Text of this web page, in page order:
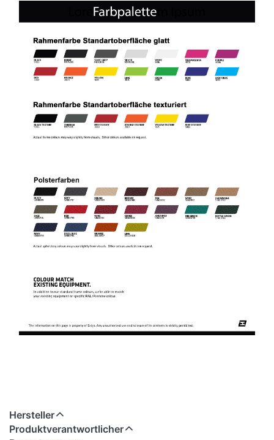
Hersteller
Produktverantwortlicher